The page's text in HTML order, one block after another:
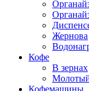
Жернова
Кофе
В зернах